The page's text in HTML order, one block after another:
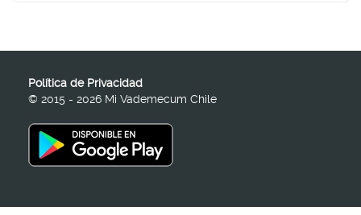
Política de Privacidad
© 2015 - 2026 Mi Vademecum Chile